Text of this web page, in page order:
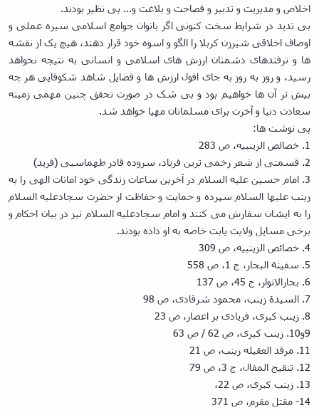
اخلاص و مدیریت و تدبیر و فصاحت و بلاغت و... بی نظیر بودند.
بی تدید در شرایط سخت کنونی اگر بانوان جوامع اسلامی سیره عملی و
اوصاف اخلاقی شیرزن کربلا را الگو و اسوه خود قرار دهند، هیچ یک از نقشه
ها و ترفندهای دشمنان ارزش های اسلامی و انسانی به نتیجه نخواهد
رسید، و روز به روز به جای افول ارزش ها و فضایل شاهد شکوفایی هر چه
بیش تر آن ها خواهیم بود و بی شک در صورت تحقق چنین مهمی زمینه
سعادت دنیا و آخرت برای مسلمانان مهیا خواهد شد.
پی نوشت ها:
1. خصائص الزینبیه، ص 283
2. قسمتی از شعر زخمی ترین فریاد، سروده قادر طهماسبی (فرید)
3. امام حسین علیه السلام در آخرین ساعات زندگی خود امانات الهی را به
زینب علیها السلام سپرده و حمایت و حفاظت از حضرت سجادعلیه السلام
را به ایشان سفارش می کنند و امام سجادعلیه السلام نیز در بیان احکام و
برخی مسایل ولایت یابت خاصه به او داده بودند.
4. خصائص الزینبیه، ص 309
5. سفینة البحار، ج 1، ص 558
6. بحارالانوار، ج 45، ص 137
7. السیدة زینب، محمود شرقادی، ص 98
8. زینب کبری، فریادی بر اعصار، ص 23
9و10. زینب کبری، ص 62 / ص 63
11. مرقد العقیله زینب، ص 21
12. تنقیح المفال، ج 3، ص 79
13. زینب کبری، ص 22،
14- مقتل مقرم، ص 371